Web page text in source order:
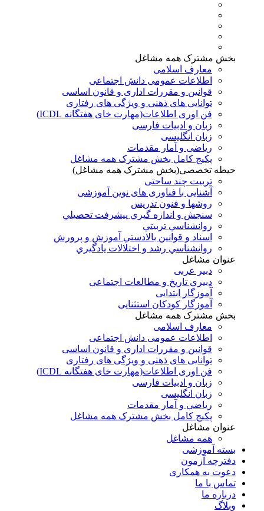
بخش مشترک همه مشاغل
معارف اسلامی
اطلاعات عمومی دانش اجتماعی
قوانین و مقررات اداری و قانون اساسی
توانایی های ذهنی و ویژگی های رفتاری
فن اوری اطلاعات(مهارت خای هفتگانه ICDL)
زبان و ادبیات فارسی
زبان انگلیسی
ریاضی و آمار مقدمات
پکیج کامل بخش مشترک همه مشاغل
حیطه تخصصی(بخش مشترک همه مشاغل)
تربیت چند ساحتی
آشنایی با فناوری های نوین آموزشی
روشها و فنون تدريس
سنجش و اندازه گيري پيشرفت تحصيلي
روانشناسي تربيتي
اسناد و قوانين بالادستي آموزش و پرورش
روانشناسي رشد و اختلالات يادگيري
عنوان مشاغل
دبير عربی
دبیری تاریخ و مطالعات اجتماعی
آموزگار ابتدایی
آموزگار کودکان استثنایی
بخش مشترک همه مشاغل
معارف اسلامی
اطلاعات عمومی دانش اجتماعی
قوانین و مقررات اداری و قانون اساسی
توانایی های ذهنی و ویژگی های رفتاری
فن اوری اطلاعات(مهارت خای هفتگانه ICDL)
زبان و ادبیات فارسی
زبان انگلیسی
ریاضی و آمار مقدمات
پکیج کامل بخش مشترک همه مشاغل
عنوان مشاغل
همه مشاغل
بسته آموزشی
دفترچه آزمون
دعوت به همکاری
تماس با ما
درباره ما
وبلاگ